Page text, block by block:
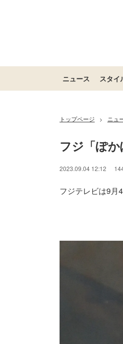
ニュース スタイ
トップページ > ニュ
フジ「ぽ
2023.09.04 12:12
フジテレビは9月